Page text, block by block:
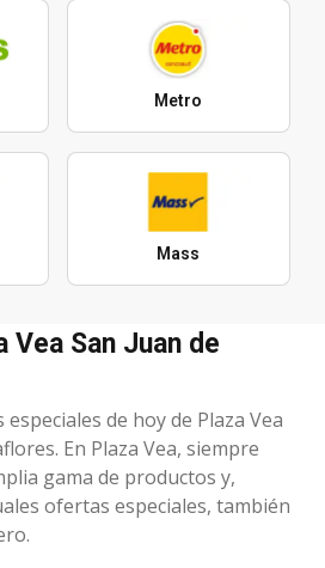
Metro
Mass
Vea San Juan de
de hoy de Plaza Vea
En Plaza Vea, siempre
gama de productos y,
ofertas especiales, también